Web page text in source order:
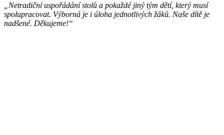
„Netradiční uspořádání stolů a pokaždé jiný tým dětí, který musí
spolupracovat. Výborná je i úloha jednotlivých žáků. Naše dítě je
nadšené. Děkujeme!“